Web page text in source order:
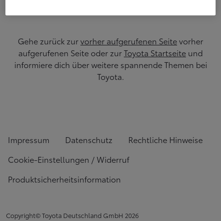
Gehe zurück zurvorher aufgerufenen Seitevorher
aufgerufenen Seite oder zurToyota Startseite und
informiere dich über weitere spannende Themen bei
Toyota.
Impressum Datenschutz
Rechtliche Hinweise
Cookie-Einstellungen / Widerruf
Produktsicherheitsinformation
Copyright© Toyota Deutschland GmbH 2026